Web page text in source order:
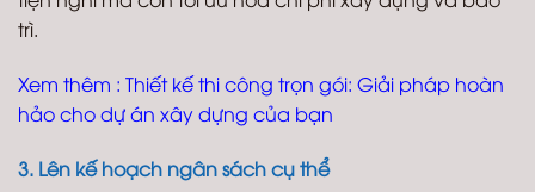
trì.
Xem thêm : Thiết kế thi công trọn gói: Giải pháp hoàn
hảo cho dự án xây dựng của bạn
3. Lên kế hoạch ngân sách cụ thể